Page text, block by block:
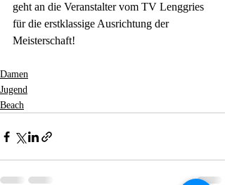
geht an die Veranstalter vom TV Lenggries
für die erstklassige Ausrichtung der
Meisterschaft!
Damen
Jugend
Beach